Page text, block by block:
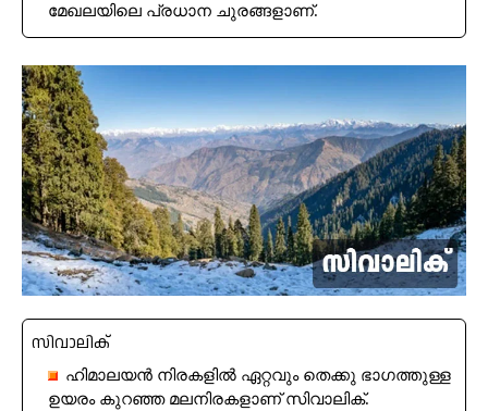
മേഖലയിലെ പ്രധാന ചുരങ്ങളാണ്.
സിവാലിക്
ഹിമാലയൻ നിരകളിൽ ഏറ്റവും തെക്കു ഭാഗത്തുള്ള
ഉയരം കുറഞ്ഞ മലനിരകളാണ് സിവാലിക്.